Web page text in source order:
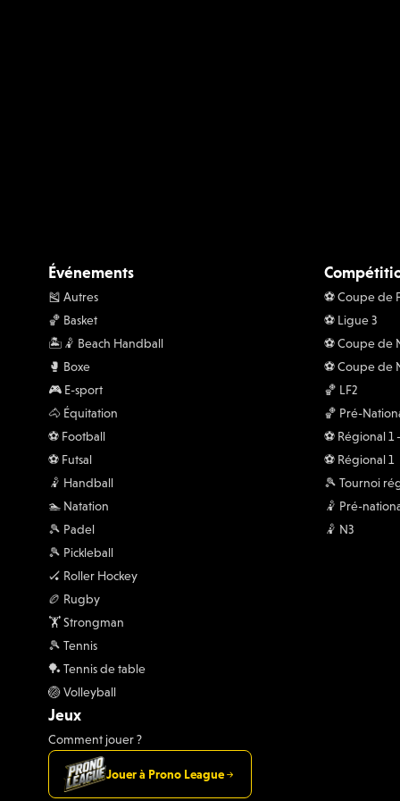
Événements
🎽 Autres
🏀 Basket
🏝️🤾 Beach Handball
🥊 Boxe
🎮 E-sport
🐴 Équitation
⚽️ Football
⚽️ Futsal
🤾 Handball
🏊 Natation
🎾 Padel
🎾 Pickleball
🏑 Roller Hockey
🏉 Rugby
🏋 Strongman
🎾 Tennis
🏓 Tennis de table
🏐 Volleyball
⚽️ Coupe de
⚽️ Ligue 3
⚽️ Coupe de
⚽️ Coupe de
🏀 LF2
🏀 Pré-
⚽️ Régional 1
⚽️ Régional 1
🎾 Tournoi
🤾 Pré-
🤾 N3
Jeux
Comment jouer ?
Jouer à Prono League